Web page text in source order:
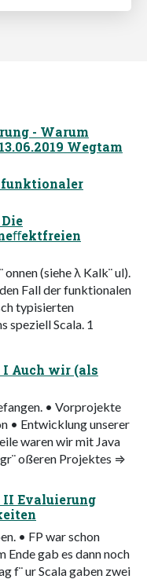
- Warum
Wegtam
funktionaler
(siehe λ Kalk¨ ul).
Fall der funktionalen
typisierten
speziell Scala. 1
I Auch wir (als
• Vorprojekte
• Entwicklung unserer
waren wir mit Java
oßeren Projektes ⇒
II Evaluierung
• FP war schon
Ende gab es dann noch
f¨ ur Scala gaben zwei